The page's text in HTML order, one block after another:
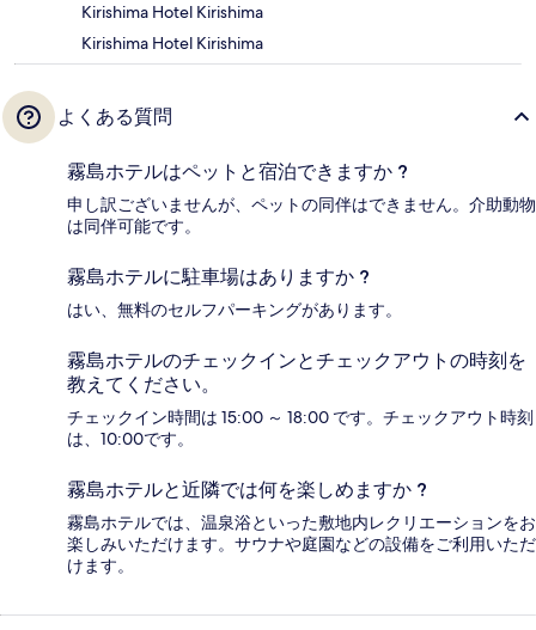
Kirishima Hotel Kirishima
Kirishima Hotel Kirishima
よくある質問
霧島ホテルはペットと宿泊できますか ?
申し訳ございませんが、ペットの同伴はできません。介助動物
は同伴可能です。
霧島ホテルに駐車場はありますか ?
はい、無料のセルフパーキングがあります。
霧島ホテルのチェックインとチェックアウトの時刻を
教えてください。
チェックイン時間は 15:00 ～ 18:00 です。チェックアウト時刻
は、10:00です。
霧島ホテルと近隣では何を楽しめますか ?
霧島ホテルでは、温泉浴といった敷地内レクリエーションをお
楽しみいただけます。サウナや庭園などの設備をご利用いただ
けます。